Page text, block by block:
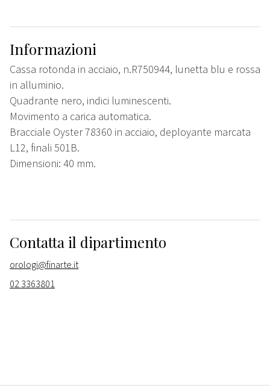
Informazioni
Cassa rotonda in acciaio, n.R750944, lunetta blu e rossa
in alluminio.
Quadrante nero, indici luminescenti.
Movimento a carica automatica.
Bracciale Oyster 78360 in acciaio, deployante marcata
L12, finali 501B.
Dimensioni: 40 mm.
Contatta il dipartimento
orologi@finarte.it
02 3363801